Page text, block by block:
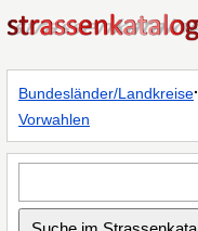
Bundesländer/Landkreise·
Vorwahlen